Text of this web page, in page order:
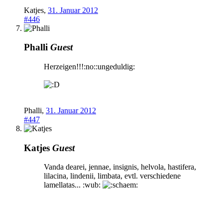
Katjes, 31. Januar 2012
#446
Phalli Guest
Herzeigen!!!:no::ungeduldig:
Phalli, 31. Januar 2012
#447
Katjes Guest
Vanda dearei, jennae, insignis, helvola, hastifera,
lilacina, lindenii, limbata, evtl. verschiedene
lamellatas... :wub: